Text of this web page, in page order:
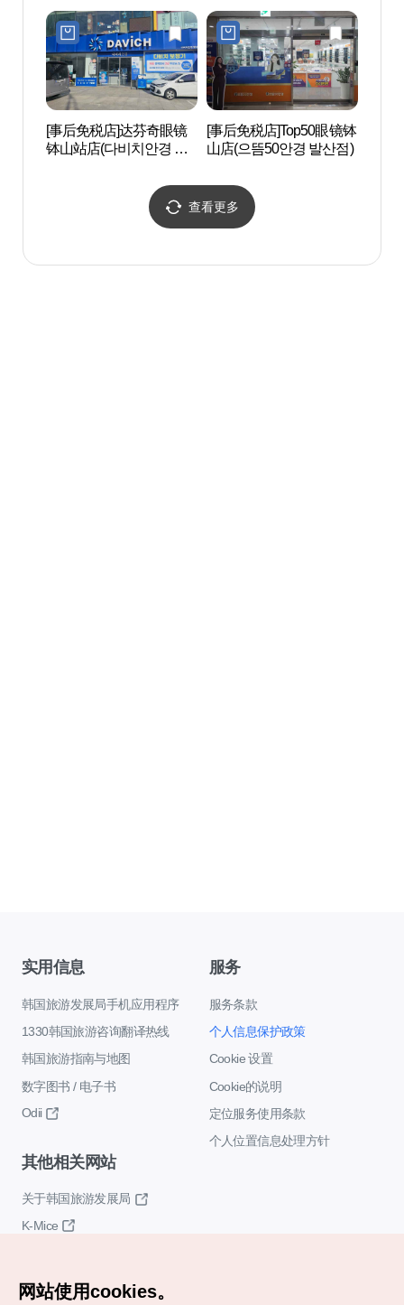
산점)
[事后免税店]达芬奇眼镜
钵山站店(다비치안경 발
[事后免税店]Top50眼镜钵
山店(으뜸50안경 발산점)
查看更多
实用信息
韩国旅游发展局手机应用程序
1330韩国旅游咨询翻译热线
韩国旅游指南与地图
数字图书 / 电子书
Odii
服务
服务条款
个人信息保护政策
Cookie 设置
Cookie的说明
定位服务使用条款
个人位置信息处理方针
其他相关网站
关于韩国旅游发展局
K-Mice
网站使用cookies。